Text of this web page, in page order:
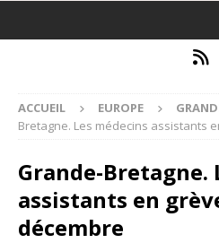
ACCUEIL EUROPE
Bretagne. Les médecins assistants
Grande-Bretagne.
assistants en
décembre